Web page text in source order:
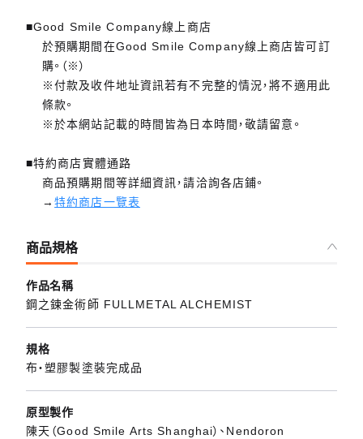
■Good Smile Company線上商店
於預購期間在Good Smile Company線上商店皆可訂
購。（※）
※付款及收件地址資訊若有不完整的情況，將不適用此
條款。
※於本網站記載的時間皆為日本時間，敬請留意。
■特約商店實體通路
商品預購期間等詳細資訊，請洽詢各店鋪。
→特約商店一覽表
商品規格
作品名稱
鋼之鍊金術師 FULLMETAL ALCHEMIST
規格
布・塑膠製塗裝完成品
原型製作
陳天（Good Smile Arts Shanghai）、Nendoron